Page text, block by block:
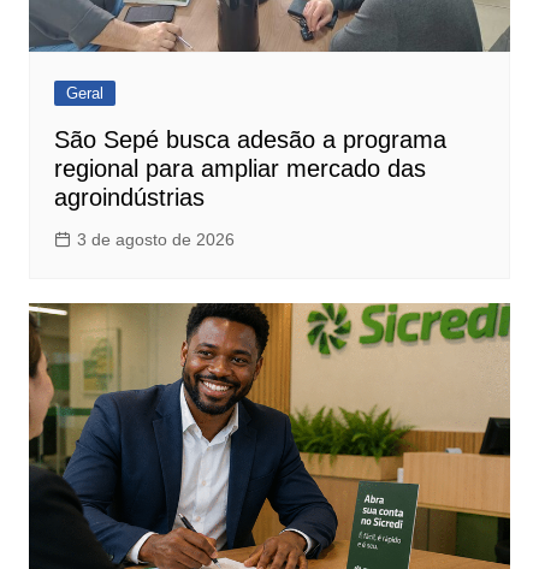
Geral
São Sepé busca adesão a programa
regional para ampliar mercado das
agroindústrias
3 de agosto de 2026